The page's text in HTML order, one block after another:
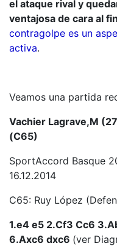
el ataque rival y
ventajosa de cara al
contragolpe es un
activa.
Veamos una partida
Vachier Lagrave,M
(C65)
SportAccord Basque
16.12.2014
C65: Ruy López
1.e4 e5 2.Cf3 Cc6
6.Axc6 dxc6 (ver